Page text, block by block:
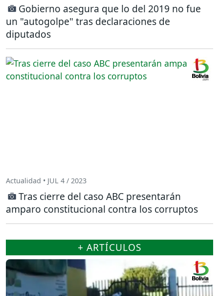
Gobierno asegura que lo del 2019 no fue
un "autogolpe" tras declaraciones de
diputados
Actualidad • JUL 4 / 2023
Tras cierre del caso ABC presentarán
amparo constitucional contra los corruptos
+ ARTÍCULOS